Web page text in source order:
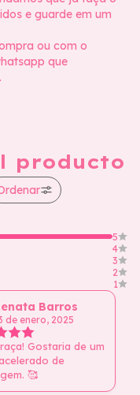
e guarde em um
ou com o
que
producto
5
4
3
2
1
Barros
de enero, 2025
Gostaria de um
de
🥰